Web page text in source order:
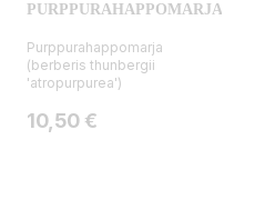
PURPPURAHAPPOMARJA
Purppurahappomarja
(berberis thunbergii
'atropurpurea')
Hinta
10,50 €